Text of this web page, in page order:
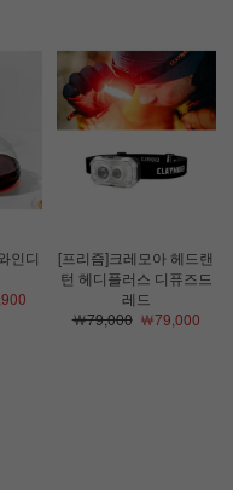
인디
[프리즘]크레모아 헤드랜
턴 헤디플러스 디퓨즈드
레드
￦79,000￦79,000